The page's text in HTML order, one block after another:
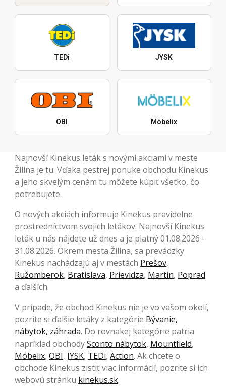
TEDi JYSK
OBI Möbelix
Najnovší Kinekus leták s novými akciami v meste
Žilina je tu. Vďaka pestrej ponuke obchodu Kinekus
a jeho skvelým cenám tu môžete kúpiť všetko, čo
potrebujete.
O nových akciách informuje Kinekus pravidelne
prostredníctvom svojich letákov. Najnovší Kinekus
leták u nás nájdete už dnes a je platný 01.08.2026 -
31.08.2026. Okrem mesta Žilina, sa prevádzky
Kinekus nachádzajú aj v mestách Prešov,
Ružomberok, Bratislava, Prievidza, Martin, Poprad
a ďalších.
V prípade, že obchod Kinekus nie je vo vašom okolí,
pozrite si ďalšie letáky z kategórie Bývanie,
nábytok, záhrada. Do rovnakej kategórie patria
napríklad obchodySconto nábytok, Mountfield,
Möbelix, OBI, JYSK, TEDi, Action. Ak chcete o
obchode Kinekus zistiť viac informácií, pozrite si ich
webovú stránku kinekus.sk.